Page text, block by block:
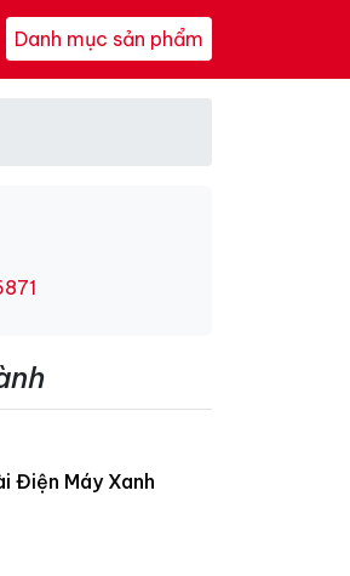
Danh mục sản phẩm
Điện Máy Xanh